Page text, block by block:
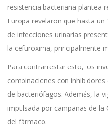
resistencia bacteriana plantea
Europa revelaron que hasta un
de infecciones urinarias
la cefuroxima, principalmente
Para contrarrestar esto, los
combinaciones con
de bacteriófagos. Además, la
impulsada por campañas de la
del fármaco.